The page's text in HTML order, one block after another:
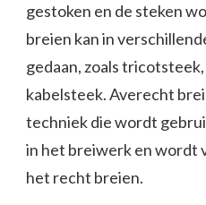
gestoken en de steken
breien kan in
gedaan, zoals
kabelsteek. Averecht
techniek die wordt
in het breiwerk en wordt
het recht breien.